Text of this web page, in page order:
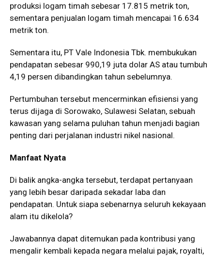
produksi logam timah sebesar 17.815 metrik ton,
sementara penjualan logam timah mencapai 16.634
metrik ton.
Sementara itu, PT Vale Indonesia Tbk. membukukan
pendapatan sebesar 990,19 juta dolar AS atau tumbuh
4,19 persen dibandingkan tahun sebelumnya.
Pertumbuhan tersebut mencerminkan efisiensi yang
terus dijaga di Sorowako, Sulawesi Selatan, sebuah
kawasan yang selama puluhan tahun menjadi bagian
penting dari perjalanan industri nikel nasional.
Manfaat Nyata
Di balik angka-angka tersebut, terdapat pertanyaan
yang lebih besar daripada sekadar laba dan
pendapatan. Untuk siapa sebenarnya seluruh kekayaan
alam itu dikelola?
Jawabannya dapat ditemukan pada kontribusi yang
mengalir kembali kepada negara melalui pajak, royalti,